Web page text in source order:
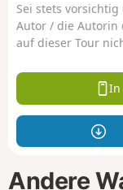
Sei stets
Autor / die Autorin
auf dieser Tour
In
Andere